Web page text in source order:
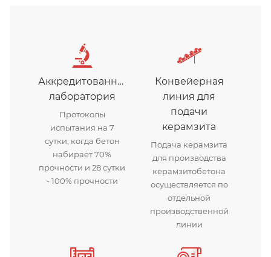
Аккредитованная
лаборатория
Протоколы
испытания на 7
сутки, когда бетон
набирает 70%
прочности и 28 сутки
- 100% прочности
Конвейерная
линия для
подачи
керамзита
Подача керамзита
для производства
керамзитобетона
осуществляется по
отдельной
производственной
линии